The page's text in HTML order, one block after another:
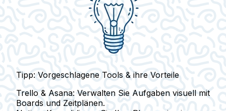
Tipp: Vorgeschlagene Tools & ihre Vorteile
Trello & Asana: Verwalten Sie Aufgaben visuell mit
Boards und Zeitplänen.